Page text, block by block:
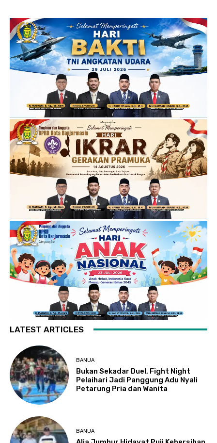
LATEST ARTICLES
BANUA
Bukan Sekadar Duel, Fight Night
Pelaihari Jadi Panggung Adu Nyali
Petarung Pria dan Wanita
BANUA